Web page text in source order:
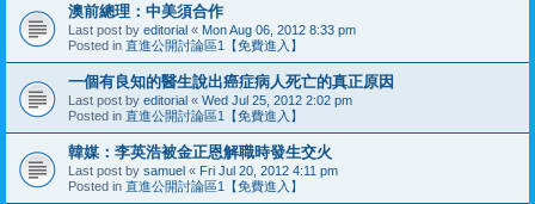
澳前總理：中美須合作
Last post by editorial « Mon Aug 06, 2012 8:33 pm
Posted in 直進公開討論區1【免費進入】
一個有良知的醫生說出癌症病人死亡的真正原因
Last post by editorial « Wed Jul 25, 2012 2:02 pm
Posted in 直進公開討論區1【免費進入】
韓媒：李英浩被金正恩解職時發生交火
Last post by samuel « Fri Jul 20, 2012 4:11 pm
Posted in 直進公開討論區1【免費進入】